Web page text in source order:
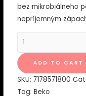
bez mikrobiálneho
nepríjemným
PRAČKA
B5WFT59418WCSHBC
quantity
ADD TO CART
SKU: 7178571800
Tag: Beko